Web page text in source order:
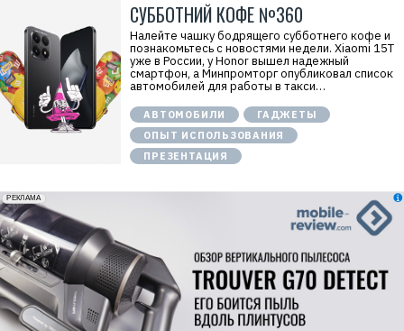
СУББОТНИЙ КОФЕ №360
Налейте чашку бодрящего субботнего кофе и
познакомьтесь с новостями недели. Xiaomi 15T
уже в России, у Honor вышел надежный
смартфон, а Минпромторг опубликовал список
автомобилей для работы в такси…
АВТОМОБИЛИ
ГАДЖЕТЫ
ОПЫТ ИСПОЛЬЗОВАНИЯ
ПРЕЗЕНТАЦИЯ
erid: 2VfnxxmNzs5
РЕКЛАМА